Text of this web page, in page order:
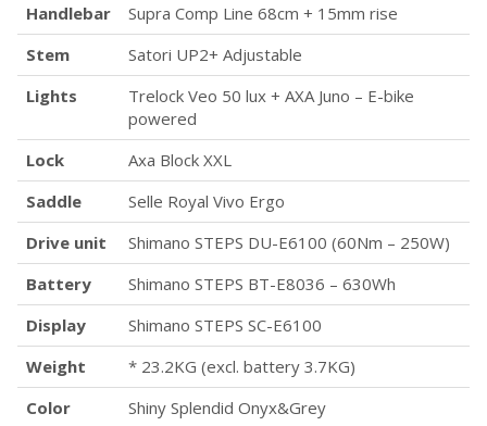
Handlebar
Supra Comp Line 68cm + 15mm rise
Stem
Satori UP2+ Adjustable
Lights
Trelock Veo 50 lux + AXA Juno – E-bike
powered
Lock
Axa Block XXL
Saddle
Selle Royal Vivo Ergo
Drive unit
Shimano STEPS DU-E6100 (60Nm – 250W)
Battery
Shimano STEPS BT-E8036 – 630Wh
Display
Shimano STEPS SC-E6100
Weight
* 23.2KG (excl. battery 3.7KG)
Color
Shiny Splendid Onyx&Grey